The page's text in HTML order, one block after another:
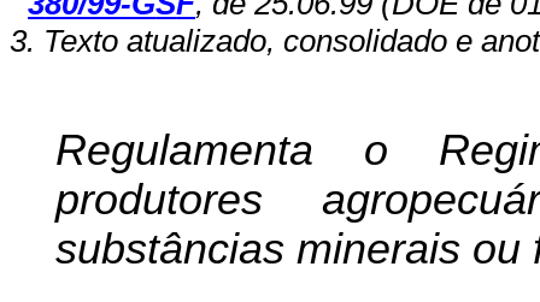
3. Texto atualizado, consolidado e
Regulamenta o
produtores
substâncias minerais ou